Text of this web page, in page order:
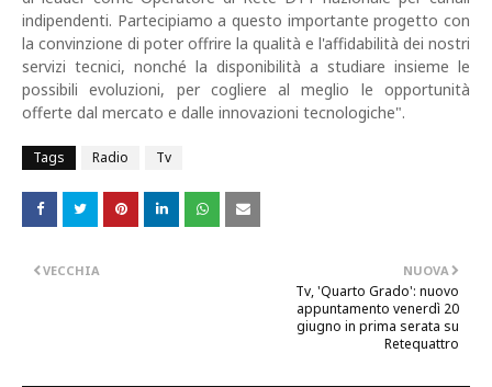
indipendenti. Partecipiamo a questo importante progetto con
la convinzione di poter offrire la qualità e l'affidabilità dei nostri
servizi tecnici, nonché la disponibilità a studiare insieme le
possibili evoluzioni, per cogliere al meglio le opportunità
offerte dal mercato e dalle innovazioni tecnologiche".
Tags Radio Tv
NUOVA
Tv, 'Quarto Grado': nuovo
appuntamento venerdì 20
giugno in prima serata su
Retequattro
VECCHIA